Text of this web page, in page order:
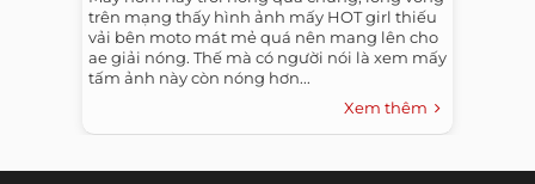
trên mạng thấy hình ảnh mấy HOT girl thiếu
vải bên moto mát mẻ quá nên mang lên cho
ae giải nóng. Thế mà có người nói là xem mấy
tấm ảnh này còn nóng hơn...
Xem thêm